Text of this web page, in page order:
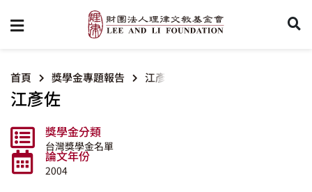
首頁 獎學金專題報告 江彥佐
江彥佐
獎學金分類
台灣獎學金名單
論文年份
2004